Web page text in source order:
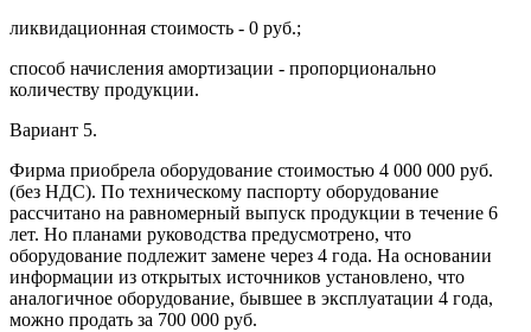
ликвидационная стоимость - 0 руб.;
способ начисления амортизации - пропорционально
количеству продукции.
Вариант 5.
Фирма приобрела оборудование стоимостью 4 000 000 руб.
(без НДС). По техническому паспорту оборудование
рассчитано на равномерный выпуск продукции в течение 6
лет. Но планами руководства предусмотрено, что
оборудование подлежит замене через 4 года. На основании
информации из открытых источников установлено, что
аналогичное оборудование, бывшее в эксплуатации 4 года,
можно продать за 700 000 руб.